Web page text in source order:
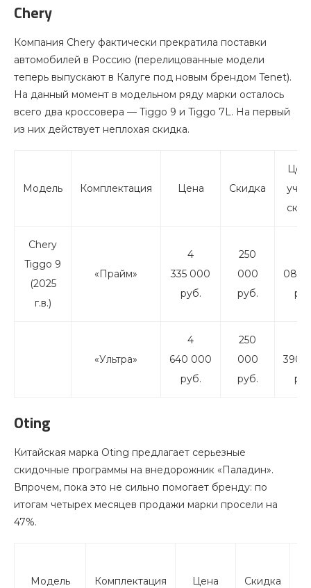
Chery
Компания Chery фактически прекратила поставки
автомобилей в Россию (перелицованные модели
теперь выпускают в Калуге под новым брендом Tenet).
На данный момент в модельном ряду марки осталось
всего два кроссовера — Tiggo 9 и Tiggo 7L. На первый
из них действует неплохая скидка.
Модель Комплектация Цена Скидка
Chery
Tiggo 9
(2025
г.в.)
«Прайм»
4
335 000
руб.
250
000
руб.
085
«Ультра»
4
640 000
руб.
250
000
руб.
390
Oting
Китайская марка Oting предлагает серьезные
скидочные программы на внедорожник «Паладин».
Впрочем, пока это не сильно помогает бренду: по
итогам четырех месяцев продажи марки просели на
47%.
Модель Комплектация Цена Скидка